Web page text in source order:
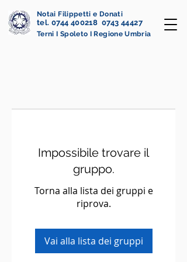
Notai Filippetti e Donati
tel. 0744 400218 0743 44427
Terni I Spoleto I Regione Umbria
Impossibile trovare il
gruppo.
Torna alla lista dei gruppi e
riprova.
Vai alla lista dei gruppi